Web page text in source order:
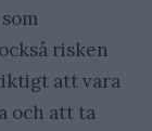
risken
att vara
och att ta